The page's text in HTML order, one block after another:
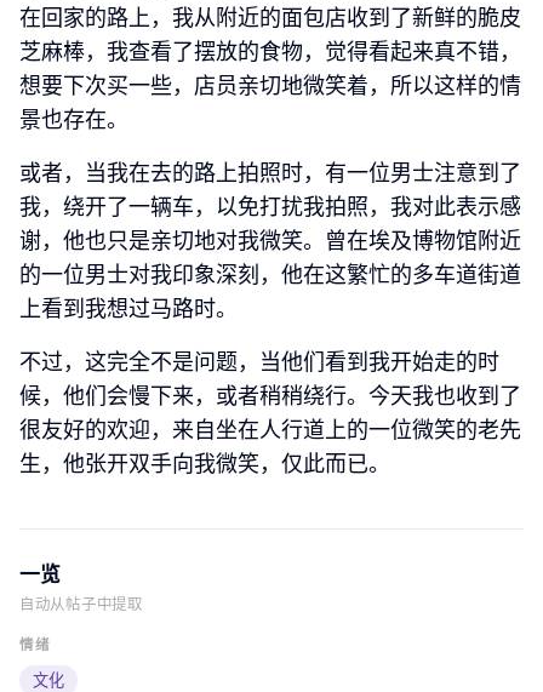
在回家的路上，我从附近的面包店收到了新鲜的脆皮
芝麻棒，我查看了摆放的食物，觉得看起来真不错，
想要下次买一些，店员亲切地微笑着，所以这样的情
景也存在。
或者，当我在去的路上拍照时，有一位男士注意到了
我，绕开了一辆车，以免打扰我拍照，我对此表示感
谢，他也只是亲切地对我微笑。曾在埃及博物馆附近
的一位男士对我印象深刻，他在这繁忙的多车道街道
上看到我想过马路时。
不过，这完全不是问题，当他们看到我开始走的时
候，他们会慢下来，或者稍稍绕行。今天我也收到了
很友好的欢迎，来自坐在人行道上的一位微笑的老先
生，他张开双手向我微笑，仅此而已。
一览
自动从帖子中提取
情绪
文化